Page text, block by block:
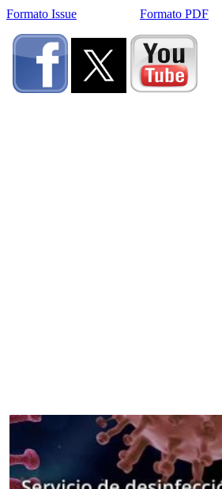
Formato Issue Formato PDF